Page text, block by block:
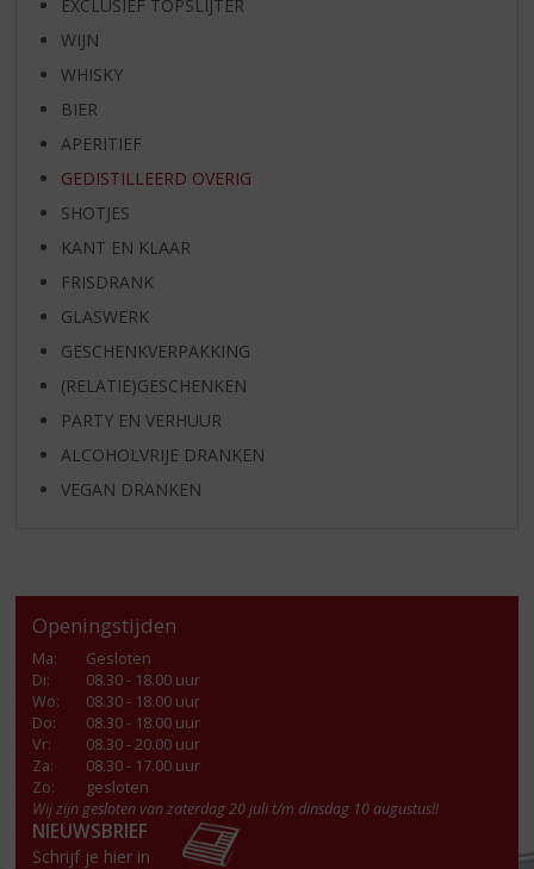
EXCLUSIEF TOPSLIJTER
WIJN
WHISKY
BIER
APERITIEF
GEDISTILLEERD OVERIG
SHOTJES
KANT EN KLAAR
FRISDRANK
GLASWERK
GESCHENKVERPAKKING
(RELATIE)GESCHENKEN
PARTY EN VERHUUR
ALCOHOLVRIJE DRANKEN
VEGAN DRANKEN
Openingstijden
Ma:
Gesloten
Di:
08.30 - 18.00 uur
Wo:
08.30 - 18.00 uur
Do:
08.30 - 18.00 uur
Vr:
08.30 - 20.00 uur
Za:
08.30 - 17.00 uur
Zo:
gesloten
Wij zijn gesloten van zaterdag 20 juli t/m dinsdag 10 augustus!!
NIEUWSBRIEF
Schrijf je hier in